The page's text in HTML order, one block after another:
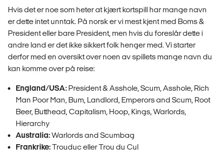
Hvis det er noe som heter at kjært kortspill har mange navn
er dette intet unntak. På norsk er vi mest kjent med Boms &
President eller bare President, men hvis du foreslår dette i
andre land er det ikke sikkert folk henger med. Vi starter
derfor med en oversikt over noen av spillets mange navn du
kan komme over på reise:
England/USA: President & Asshole, Scum, Asshole, Rich
Man Poor Man, Bum, Landlord, Emperors and Scum, Root
Beer, Butthead, Capitalism, Hoop, Kings, Warlords,
Hierarchy
Australia:Warlords and Scumbag
Frankrike:Trouduc eller Trou du Cul